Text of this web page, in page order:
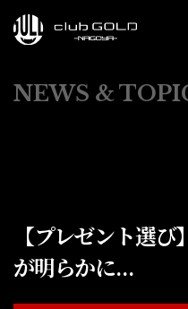
NEWS &
【プレゼント選
が明らかに...